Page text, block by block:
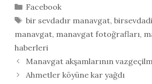
Kategoriler
Facebook
Etiketler
bir sevdadır manavgat,
manavgat, manavgat fotoğrafları,
haberleri
Manavgat akşamlarının
Ahmetler köyüne kar yağdı